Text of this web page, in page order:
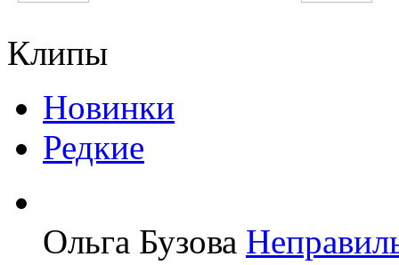
Клипы
Новинки
Редкие
Ольга Бузова